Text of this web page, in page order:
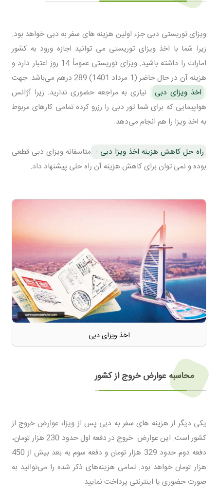
ویزای توریستی دبی جزء اولین هزینه های سفر به دبی خواهد بود.
زیرا شما با اخذ ویزای توریستی می توانید اجازه ورود به کشور
امارات را داشته باشید. ویزای توریستی عموماً 14 روز اعتبار دارد و
هزینه آن در حال حاضر (1 مرداد 1401) 289 درهم می‌باشد. جهت
اخذ ویزای دبی
نیازی به مراجعه حضوری ندارید. زیرا آژانس
هواپیمایی که برای شما تور دبی را رزرو کرده تمامی کارهای مربوط
به اخذ ویزا را هم انجام می‌دهد.
راه حل کاهش هزینه اخذ ویزا دبی : متاسفانه ویزای دبی قطعی
بوده و نمی توان برای کاهش هزینه آن راه حلی پیشنهاد داد.
اخذ ویزای دبی
محاسبه عوارض خروج از کشور
یکی دیگر از هزینه های سفر به دبی پس از ویزا، عوارض خروج از
کشور است. این عوارض خروج در دفعه اول حدود 230 هزار تومان،
دفعه دوم حدود 329 هزار تومان و دفعه سوم به بعد بیش از 450
هزار تومان خواهد بود. تمامی هزینه‌های ذکر شده را می‌توانید به
صورت حضوری یا اینترنتی پرداخت نمایید.